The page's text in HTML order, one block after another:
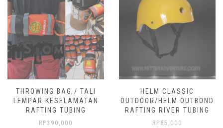
THROWING BAG / TALI
LEMPAR KESELAMATAN
RAFTING TUBING
RP390,000
HELM CLASSIC
OUTDOOR/HELM OUTBOND
RAFTING RIVER TUBING
RP 85,000